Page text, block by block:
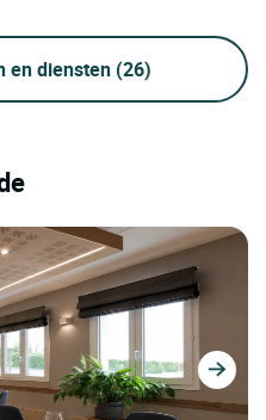
en diensten (26)